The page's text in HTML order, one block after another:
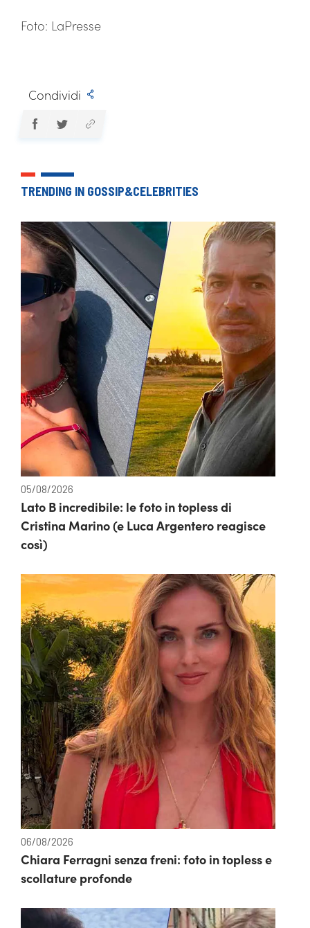
Foto: LaPresse
Condividi
TRENDING IN GOSSIP&CELEBRITIES
05/08/2026
Lato B incredibile: le foto in topless di
Cristina Marino (e Luca Argentero reagisce
così)
06/08/2026
Chiara Ferragni senza freni: foto in topless e
scollature profonde